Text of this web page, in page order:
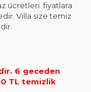
ücretleri fiyatlara
Villa size temiz
6 geceden
TL temizlik